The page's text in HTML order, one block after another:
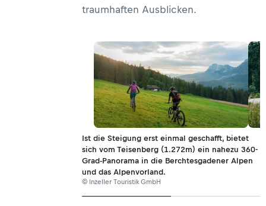
traumhaften Ausblicken.
Ist die Steigung erst einmal geschafft, bietet
sich vom Teisenberg (1.272m) ein nahezu 360-
Grad-Panorama in die Berchtesgadener Alpen
und das Alpenvorland.
© Inzeller Touristik GmbH